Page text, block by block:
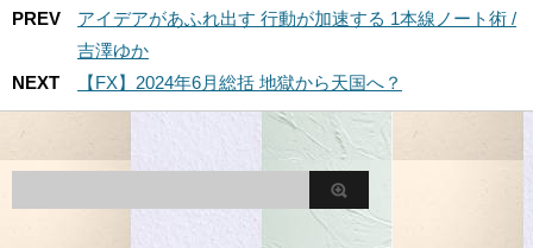
PREV
アイデアがあふれ出す 行動が加速する 1本線ノート術 /
吉澤ゆか
NEXT
【FX】2024年6月総括 地獄から天国へ？